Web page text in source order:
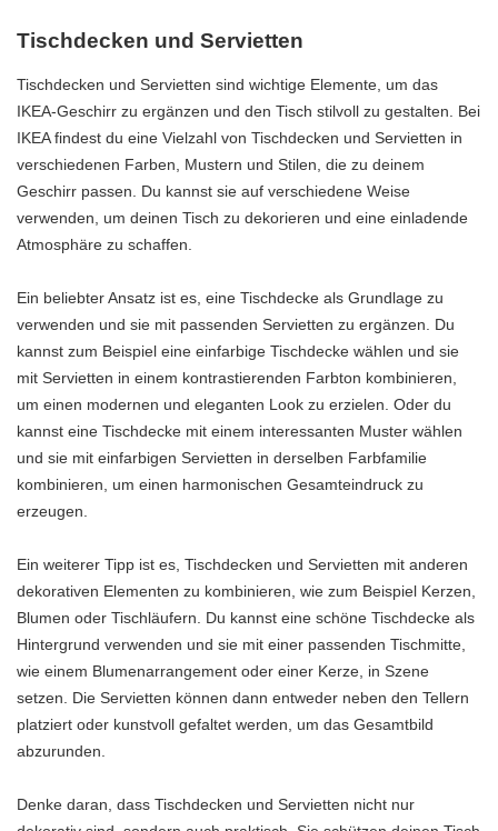
Tischdecken und Servietten
Tischdecken und Servietten sind wichtige Elemente, um das
IKEA-Geschirr zu ergänzen und den Tisch stilvoll zu gestalten. Bei
IKEA findest du eine Vielzahl von Tischdecken und Servietten in
verschiedenen Farben, Mustern und Stilen, die zu deinem
Geschirr passen. Du kannst sie auf verschiedene Weise
verwenden, um deinen Tisch zu dekorieren und eine einladende
Atmosphäre zu schaffen.
Ein beliebter Ansatz ist es, eine Tischdecke als Grundlage zu
verwenden und sie mit passenden Servietten zu ergänzen. Du
kannst zum Beispiel eine einfarbige Tischdecke wählen und sie
mit Servietten in einem kontrastierenden Farbton kombinieren,
um einen modernen und eleganten Look zu erzielen. Oder du
kannst eine Tischdecke mit einem interessanten Muster wählen
und sie mit einfarbigen Servietten in derselben Farbfamilie
kombinieren, um einen harmonischen Gesamteindruck zu
erzeugen.
Ein weiterer Tipp ist es, Tischdecken und Servietten mit anderen
dekorativen Elementen zu kombinieren, wie zum Beispiel Kerzen,
Blumen oder Tischläufern. Du kannst eine schöne Tischdecke als
Hintergrund verwenden und sie mit einer passenden Tischmitte,
wie einem Blumenarrangement oder einer Kerze, in Szene
setzen. Die Servietten können dann entweder neben den Tellern
platziert oder kunstvoll gefaltet werden, um das Gesamtbild
abzurunden.
Denke daran, dass Tischdecken und Servietten nicht nur